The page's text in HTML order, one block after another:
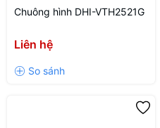
Chuông hình DHI-VTH2521G
Liên hệ